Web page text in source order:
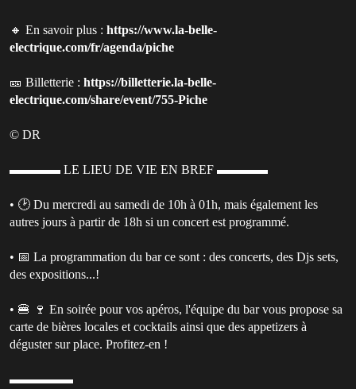
🔸 En savoir plus : https://www.la-belle-
electrique.com/fr/agenda/piche
🎫 Billetterie : https://billetterie.la-belle-
electrique.com/share/event/755-Piche
© DR
▬▬▬▬ LE LIEU DE VIE EN BREF ▬▬▬▬
• 🕑 Du mercredi au samedi de 10h à 01h, mais également les
autres jours à partir de 18h si un concert est programmé.
• 📅 La programmation du bar ce sont : des concerts, des Djs sets,
des expositions...!
• 🍔 🍷 En soirée pour vos apéros, l'équipe du bar vous propose sa
carte de bières locales et cocktails ainsi que des appetizers à
déguster sur place. Profitez-en !
▬▬▬▬▬